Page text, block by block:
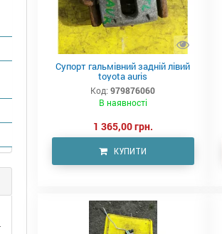
Супорт гальмівний задній лівий
toyota auris
Код: 979876060
В наявності
1 365,00 грн.
КУПИТИ